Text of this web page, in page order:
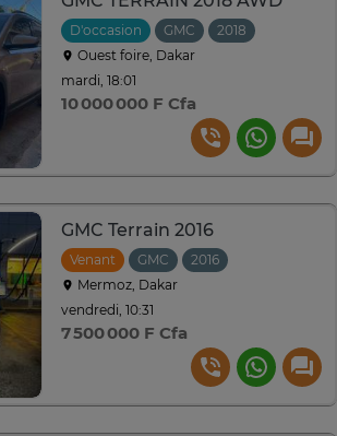
D'occasion GMC
2018
Ouest foire, Dakar
mardi, 18:01
10 000 000 F Cfa
GMC Terrain 2016
Venant GMC 2016
Mermoz, Dakar
vendredi, 10:31
7 500 000 F Cfa